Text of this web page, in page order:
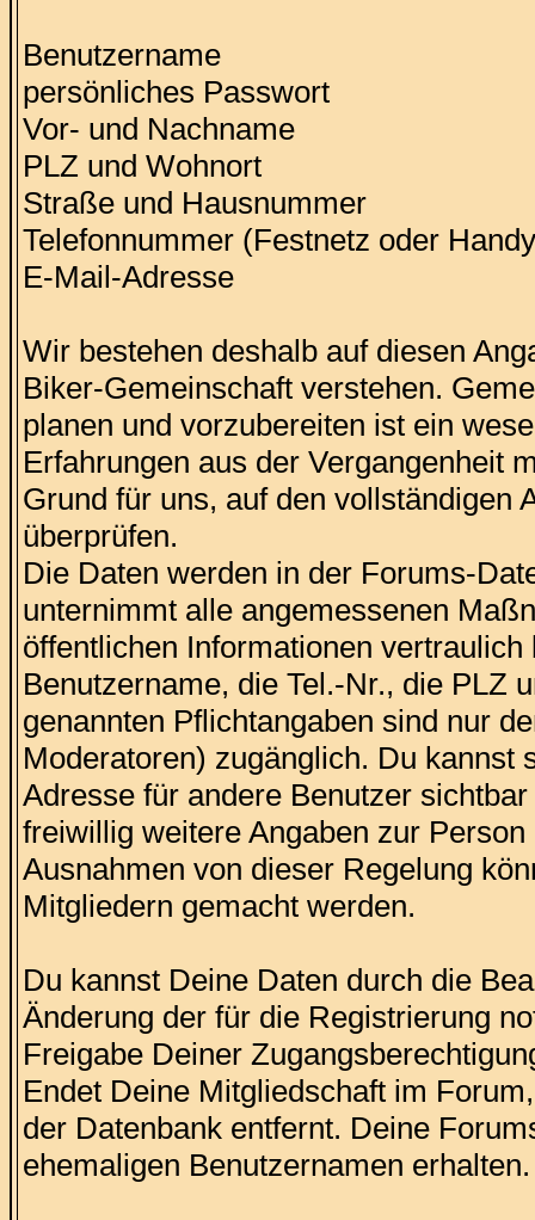
Benutzername
persönliches Passwort
Vor- und Nachname
PLZ und Wohnort
Straße und Hausnummer
Telefonnummer (Festnetz oder
E-Mail-Adresse
Wir bestehen deshalb auf diesen
Biker-Gemeinschaft verstehen.
planen und vorzubereiten ist ein
Erfahrungen aus der Vergangenheit
Grund für uns, auf den vollständigen
überprüfen.
Die Daten werden in der Forums-
unternimmt alle angemessenen
öffentlichen Informationen
Benutzername, die Tel.-Nr., die PLZ
genannten Pflichtangaben sind nur
Moderatoren) zugänglich. Du
Adresse für andere Benutzer
freiwillig weitere Angaben zur
Ausnahmen von dieser Regelung
Mitgliedern gemacht werden.
Du kannst Deine Daten durch die
Änderung der für die Registrierung
Freigabe Deiner
Endet Deine Mitgliedschaft im
der Datenbank entfernt. Deine
ehemaligen Benutzernamen erhalten.